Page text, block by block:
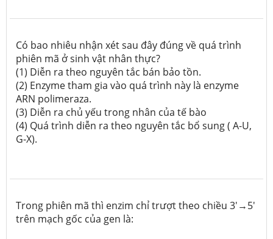
Có bao nhiêu nhận xét sau đây đúng về quá trình
phiên mã ở sinh vật nhân thực?
(1) Diễn ra theo nguyên tắc bán bảo tồn.
(2) Enzyme tham gia vào quá trình này là enzyme
ARN polimeraza.
(3) Diễn ra chủ yếu trong nhân của tế bào
(4) Quá trình diễn ra theo nguyên tắc bổ sung ( A-U,
G-X).
Trong phiên mã thì enzim chỉ trượt theo chiều 3'→5'
trên mạch gốc của gen là: